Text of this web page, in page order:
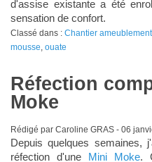
d'assise existante a été
sensation de confort.
Classé dans : Chantier ameublement
mousse ouate
Réfection
Moke
Rédigé par Caroline GRAS - 06
Depuis quelques semaines,
réfection d'une Mini Moke.